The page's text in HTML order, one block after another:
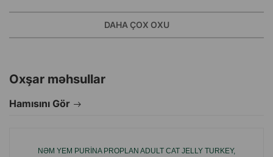
seçimdir — həm dadlı, həm faydalı, həm də ev heyvanınızın
DAHA ÇOX OXU
Oxşar məhsullar
Hamısını Gör
NƏM YEM PURINA PROPLAN ADULT CAT JELLY TURKEY,